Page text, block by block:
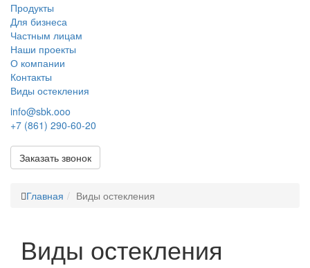
Продукты
Для бизнеса
Частным лицам
Наши проекты
О компании
Контакты
Виды остекления
info@sbk.ooo
+7 (861) 290-60-20
Заказать звонок
Главная Виды остекления
Виды остекления